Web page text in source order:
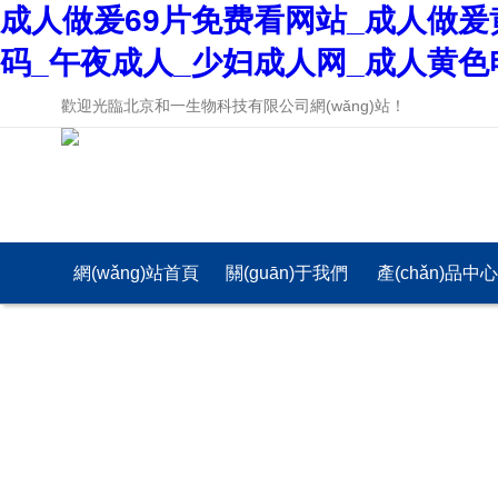
成人做爰69片免费看网站_成人做
码_午夜成人_少妇成人网_成人黄
歡迎光臨北京和一生物科技有限公司網(wǎng)站！
網(wǎng)站首頁 關(guān)于我們 產(chǎn)品中心